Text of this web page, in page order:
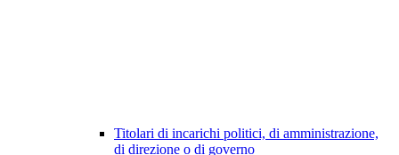
Titolari di incarichi politici, di amministrazione,
di direzione o di governo